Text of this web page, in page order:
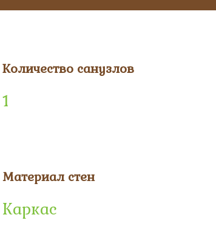
Количество санузлов
1
Материал стен
Каркас